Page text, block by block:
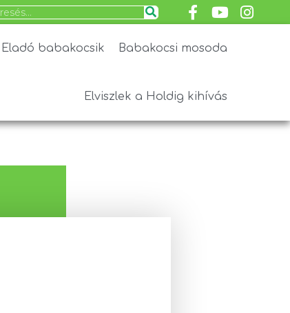
Eladó babakocsik Babakocsi mosoda
Elviszlek a Holdig kihívás